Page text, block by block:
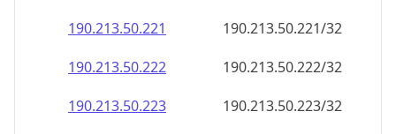
190.213.50.221
190.213.50.221/32
190.213.50.222
190.213.50.222/32
190.213.50.223
190.213.50.223/32